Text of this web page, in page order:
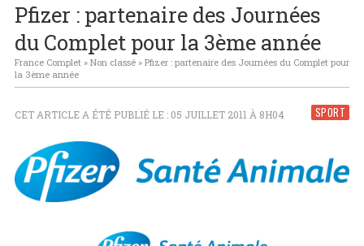
indoor reviennent le 23 Janvier 2027 !
Pfizer : partenaire des Journées
du Complet pour la 3ème année
France Complet» Non classé» Pfizer : partenaire des Journées du Complet pour
la 3ème année
SPORT
CET ARTICLE A ÉTÉ PUBLIÉ LE : 05 JUILLET 2011 À 8H04